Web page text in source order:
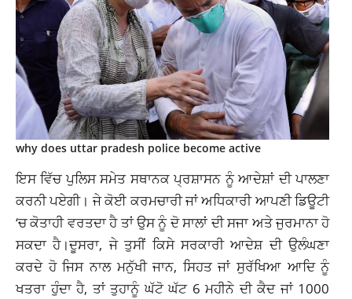
why does uttar pradesh police become active
ਇਸ ਵਿੱਚਪੁਲਿਸ ਸਮੇਤਸਥਾਨਕ ਪ੍ਰਸ਼ਾਸਨ ਨੂੰ ਆਦੇਸ਼ਾਂ ਦੀ ਪਾਲਣਾ
ਕਰਨੀ ਪਏਗੀ। ਜੇ ਕੋਈ ਕਰਮਚਾਰੀ ਜਾਂ ਅਧਿਕਾਰੀ ਆਪਣੀ ਡਿਊਟੀ
‘ਚ ਕੋਤਾਹੀ ਵਰਤਦਾ ਹੈ ਤਾਂ ਉਸ ਨੂੰ ਦੋ ਸਾਲਾਂ ਦੀ ਸਜਾ ਅਤੇ ਜੁਰਮਾਨਾ ਹੋ
ਸਕਦਾ ਹੈ।ਦੂਸਰਾ, ਜੇ ਤੁਸੀਂ ਕਿਸੇ ਸਰਕਾਰੀ ਆਦੇਸ਼ ਦੀ ਉਲੰਘਣਾ
ਕਰਦੇ ਹੋ ਜਿਸ ਨਾਲ ਮਨੁੱਖੀ ਜਾਨ, ਸਿਹਤ ਜਾਂ ਸੁਰੱਖਿਆ ਆਦਿ ਨੂੰ
ਖਤਰਾ ਹੁੰਦਾ ਹੈ, ਤਾਂ ਤੁਹਾਨੂੰ ਘੱਟੋ ਘੱਟ 6 ਮਹੀਨੇ ਦੀ ਕੈਦ ਜਾਂ 1000